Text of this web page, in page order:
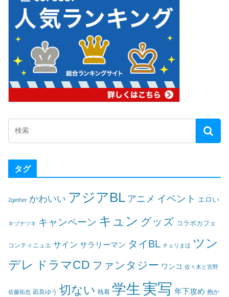
タグ
2gether かわいい アジアBL アニメ イベント エロい
キヅナツキ キャンペーン キュン グッズ コラボカフェ
コンティニュエ サイン サラリーマン タイBL チェリまほ ツン
デレ
ドラマCD ファンタジー ワンコ 佐々木と宮野
佐藤拓也 凪良ゆう 切ない 執着 学生 実写 年下攻め 抱か